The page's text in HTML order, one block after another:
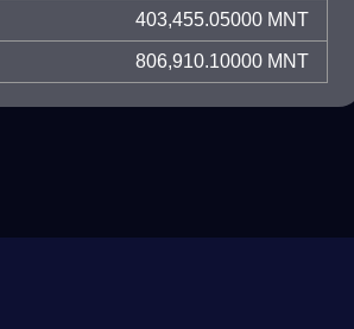
403,455.05000 MNT
806,910.10000 MNT